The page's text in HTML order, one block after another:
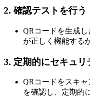
2.確認テストを行う
QRコードを生成
が正しく機能する
3. 定期的にセキュ
QRコードをスキ
を確認し、定期的